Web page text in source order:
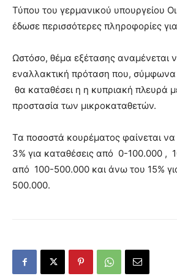
Τύπου του γερμανικού υπουργείου
έδωσε περισσότερες πληροφορίες
Ωστόσο, θέμα εξέτασης αναμένεται
εναλλακτική πρόταση που,
θα καταθέσει η η κυπριακή πλευρά
προστασία των μικροκαταθετών.
Τα ποσοστά κουρέματος φαίνεται
3% για καταθέσεις από 0-100.000 ,
από 100-500.000 και άνω του 15%
500.000.